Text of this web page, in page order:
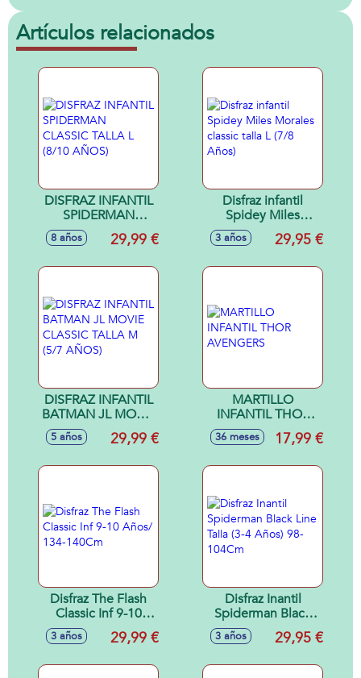
Artículos relacionados
DISFRAZ INFANTIL
SPIDERMAN
CLASSIC TALLA L
(8/10 AÑOS)
8 años 29,99 €
Disfraz infantil
Spidey Miles
Morales classic talla
L (7/8 Años)
3 años 29,95 €
DISFRAZ INFANTIL
BATMAN JL MOVIE
CLASSIC TALLA M
(5/7 AÑOS)
5 años 29,99 €
MARTILLO
INFANTIL THOR
AVENGERS
36 meses 17,99 €
Disfraz The Flash
Classic Inf 9-10
Años/ 134-140Cm
3 años 29,99 €
Disfraz Inantil
Spiderman Black
Line Talla (3-4 Años)
98-104Cm
3 años 29,95 €